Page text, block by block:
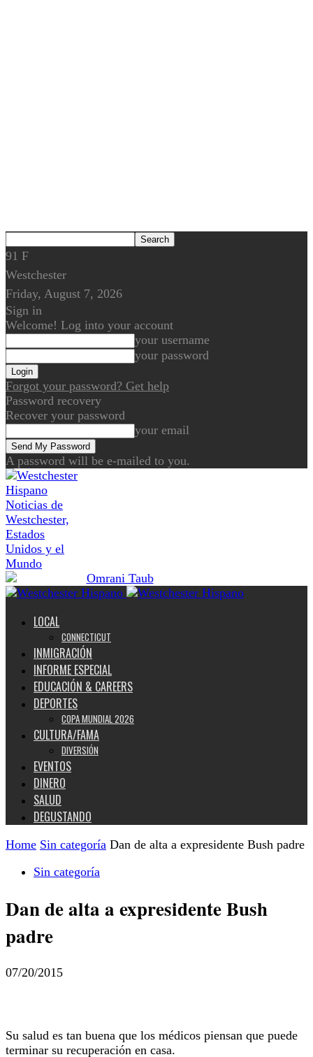
91 F
Westchester
Friday, August 7, 2026
Sign in
Welcome! Log into your account
your username
your password
Forgot your password? Get help
Password recovery
Recover your password
your email
A password will be e-mailed to you.
Noticias de
Westchester,
Estados
Unidos y el
Mundo
LOCAL
CONNECTICUT
INMIGRACIÓN
INFORME ESPECIAL
EDUCACIÓN & CAREERS
DEPORTES
COPA MUNDIAL 2026
CULTURA/FAMA
DIVERSIÓN
EVENTOS
DINERO
SALUD
DEGUSTANDO
Home Sin categoría Dan de alta a expresidente Bush padre
Sin categoría
Dan de alta a expresidente Bush
padre
07/20/2015
Su salud es tan buena que los médicos piensan que puede
terminar su recuperación en casa.